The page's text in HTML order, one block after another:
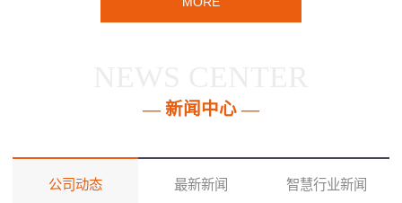
— 新闻中心 —
公司动态 最新新闻 智慧行业新闻